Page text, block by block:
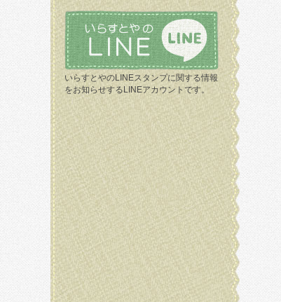
いらすとやのLINEスタンプに関する情報
をお知らせするLINEアカウントです。